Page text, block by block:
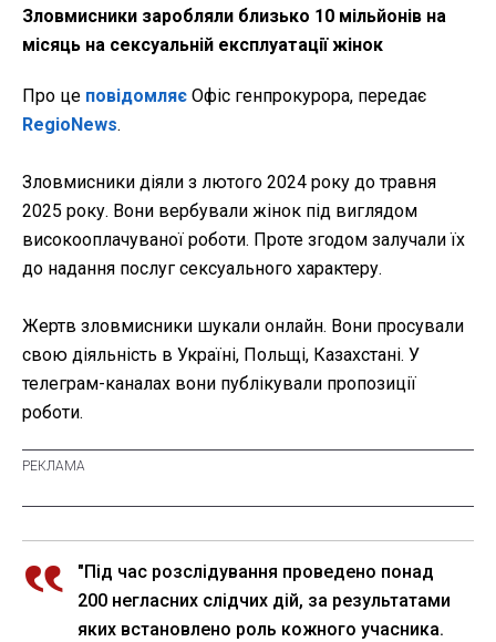
Зловмисники заробляли близько 10 мільйонів на
місяць на сексуальній експлуатації жінок
Про це повідомляє Офіс генпрокурора, передає
RegioNews.
Зловмисники діяли з лютого 2024 року до травня
2025 року. Вони вербували жінок під виглядом
високооплачуваної роботи. Проте згодом залучали їх
до надання послуг сексуального характеру.
Жертв зловмисники шукали онлайн. Вони просували
свою діяльність в Україні, Польщі, Казахстані. У
телеграм-каналах вони публікували пропозиції
роботи.
"Під час розслідування проведено понад
200 негласних слідчих дій, за результатами
яких встановлено роль кожного учасника.